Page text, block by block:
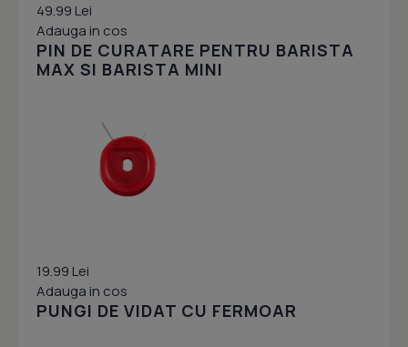
49.99 Lei
Adauga in cos
PIN DE CURATARE PENTRU BARISTA
MAX SI BARISTA MINI
19.99 Lei
Adauga in cos
PUNGI DE VIDAT CU FERMOAR